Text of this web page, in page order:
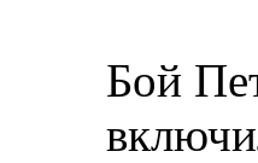
Бой